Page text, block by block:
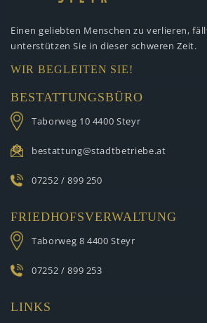
Einen geliebten Menschen zu verlieren,
unterstützen Sie in dieser schweren Zeit.
WIR BEGLEITEN SIE!
BESTATTUNGSBÜRO
Taborweg 10 4400 Steyr
bestattung@stadtbetriebe.at
07252 / 899 250
FRIEDHOFSVERWALTUNG
Taborweg 8 4400 Steyr
07252 / 899 253
LINKS